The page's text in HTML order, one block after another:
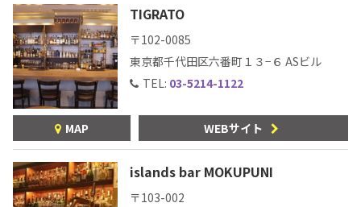
COPYRIGHT © JUAST All rights reserved.
TIGRATO
〒102-0085
東京都千代田区六番町１３−６ ASビル
TEL: 03-5214-1122
MAP WEBサイト
islands bar MOKUPUNI
〒103-002